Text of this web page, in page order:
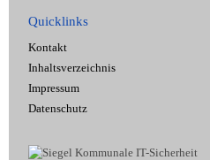
Quicklinks
Kontakt
Inhaltsverzeichnis
Impressum
Datenschutz